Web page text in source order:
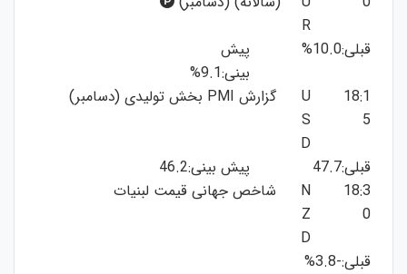
R
قبلی:10.0%
پیش
بینی:9.1%
18:1
5
U
S
D
گزارش PMI بخش تولیدی (دسامبر)
قبلی:47.7
پیش بینی:46.2
18:3
0
N
Z
D
شاخص جهانی قیمت لبنیات
قبلی:-3.8%